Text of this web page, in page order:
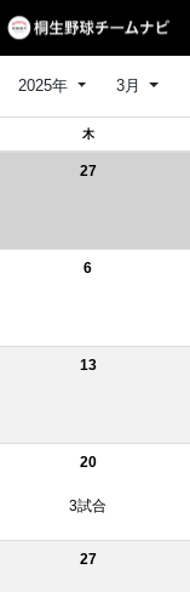
2025年 3月
木
27
6
13
20
3試合
27